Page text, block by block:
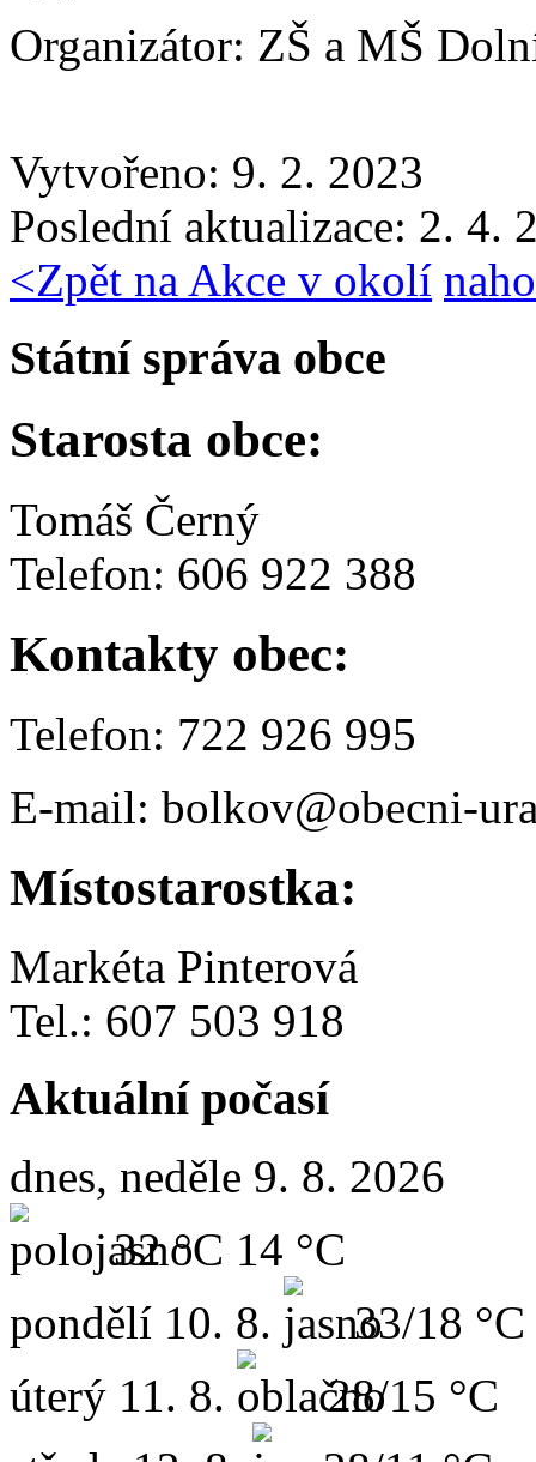
Organizátor: ZŠ a MŠ
Vytvořeno: 9. 2. 2023
Poslední aktualizace: 2. 4.
<Zpět na Akce v okolí
Státní správa obce
Starosta obce:
Tomáš Černý
Telefon: 606 922 388
Kontakty obec:
Telefon: 722 926 995
E-mail: bolkov@obecni-
Místostarostka:
Markéta Pinterová
Tel.: 607 503 918
Aktuální počasí
dnes, neděle 9. 8. 2026
32 °C 14 °C
pondělí 10. 8.
33/18 °C
úterý 11. 8.
28/15 °C